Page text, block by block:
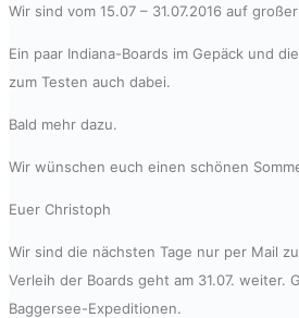
Wir sind vom 15.07 – 31.07.2016 auf
Ein paar Indiana-Boards im Gepäck und
zum Testen auch dabei.
Bald mehr dazu.
Wir wünschen euch einen schönen
Euer Christoph
Wir sind die nächsten Tage nur per Mail
Verleih der Boards geht am 31.07. weiter.
Baggersee-Expeditionen.